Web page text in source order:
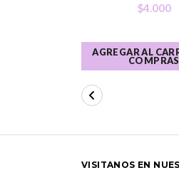
$4.000
AGREGAR AL
COMPRAS
VISITANOS EN